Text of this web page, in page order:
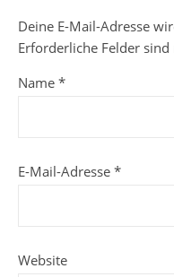
Deine E-Mail-Adresse
Erforderliche Felder
Name *
E-Mail-Adresse *
Website